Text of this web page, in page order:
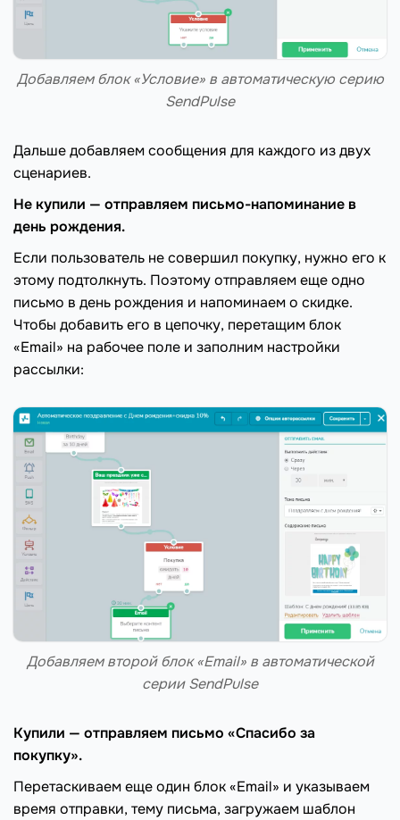
Добавляем блок «Условие» в автоматическую серию
SendPulse
Дальше добавляем сообщения для каждого из двух
сценариев.
Не купили — отправляем письмо-напоминание в
день рождения.
Если пользователь не совершил покупку, нужно его к
этому подтолкнуть. Поэтому отправляем еще одно
письмо в день рождения и напоминаем о скидке.
Чтобы добавить его в цепочку, перетащим блок
«Email» на рабочее поле и заполним настройки
рассылки:
Добавляем второй блок «Email» в автоматической
серии SendPulse
Купили — отправляем письмо «Спасибо за
покупку».
Перетаскиваем еще один блок «Email» и указываем
время отправки, тему письма, загружаем шаблон